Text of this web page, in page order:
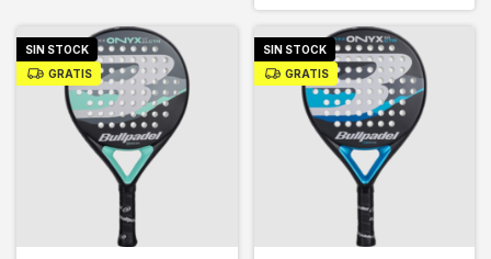
SIN STOCK
GRATIS
SIN STOCK
GRATIS